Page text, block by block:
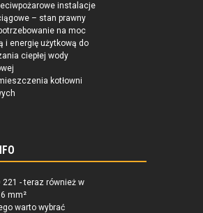
instalacje
– stan prawny
na moc
i energię użytkową do
ciepłej wody
kotłowni
221 - teraz również w
mm²
warto wybrać